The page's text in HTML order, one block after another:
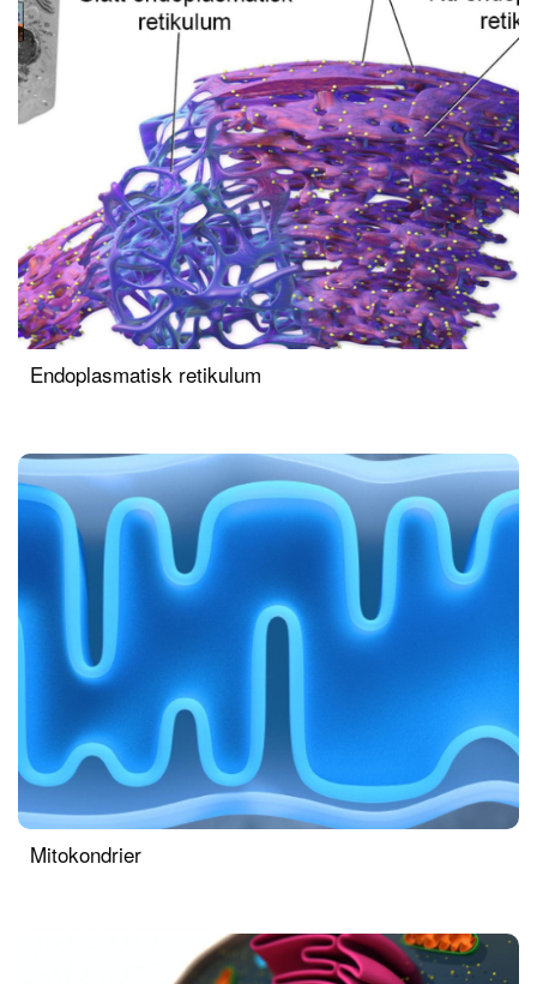
Endoplasmatisk retikulum
Mitokondrier